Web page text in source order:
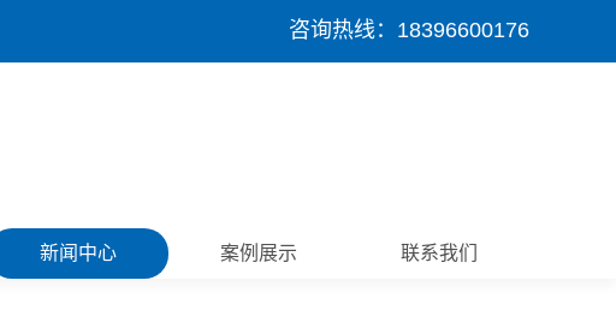
咨询热线：18396600176
新闻中心 案例展示 联系我们